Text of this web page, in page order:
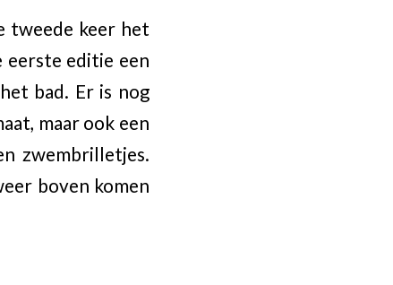
tweede keer het
eerste editie een
bad. Er is nog
maar ook een
zwembrilletjes.
boven komen